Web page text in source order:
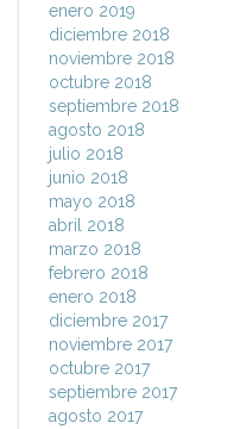
enero 2019
diciembre 2018
noviembre 2018
octubre 2018
septiembre 2018
agosto 2018
julio 2018
junio 2018
mayo 2018
abril 2018
marzo 2018
febrero 2018
enero 2018
diciembre 2017
noviembre 2017
octubre 2017
septiembre 2017
agosto 2017